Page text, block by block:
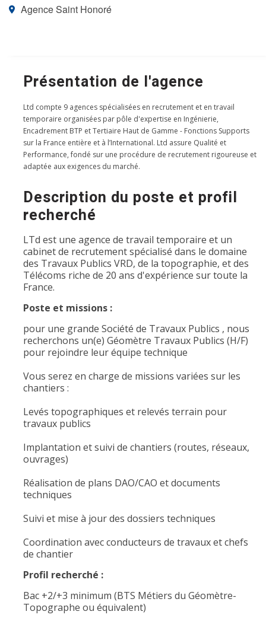
Agence Saint Honoré
Présentation de l'agence
Ltd compte 9 agences spécialisées en recrutement et en travail
temporaire organisées par pôle d'expertise en Ingénierie,
Encadrement BTP et Tertiaire Haut de Gamme - Fonctions Supports
sur la France entière et à l’International. Ltd assure Qualité et
Performance, fondé sur une procédure de recrutement rigoureuse et
adaptée aux exigences du marché.
Description du poste et profil
recherché
LTd est une agence de travail temporaire et un
cabinet de recrutement spécialisé dans le domaine
des Travaux Publics VRD, de la topographie, et des
Télécoms riche de 20 ans d'expérience sur toute la
France.
Poste et missions :
pour une grande Société de Travaux Publics , nous
recherchons un(e) Géomètre Travaux Publics (H/F)
pour rejoindre leur équipe technique
Vous serez en charge de missions variées sur les
chantiers :
Levés topographiques et relevés terrain pour
travaux publics
Implantation et suivi de chantiers (routes, réseaux,
ouvrages)
Réalisation de plans DAO/CAO et documents
techniques
Suivi et mise à jour des dossiers techniques
Coordination avec conducteurs de travaux et chefs
de chantier
Profil recherché :
Bac +2/+3 minimum (BTS Métiers du Géomètre-
Topographe ou équivalent)